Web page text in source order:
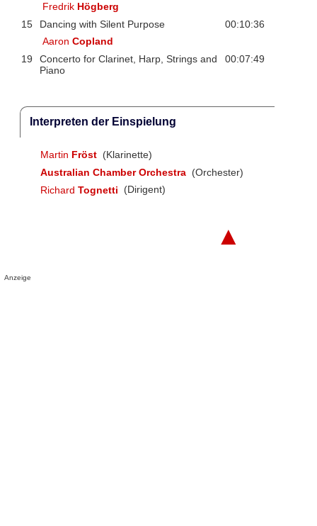
Fredrik Högberg
15
Dancing with Silent Purpose
00:10:36
AaronCopland
19
Concerto for Clarinet, Harp, Strings and
Piano
00:07:49
Interpreten der Einspielung
Martin Fröst (Klarinette)
Australian Chamber Orchestra (Orchester)
Richard Tognetti (Dirigent)
▲
Anzeige